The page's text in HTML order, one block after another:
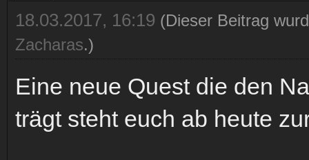
18.03.2017, 16:19 (Dieser Beitrag
Zacharas.)
Eine neue Quest die den
trägt steht euch ab heute